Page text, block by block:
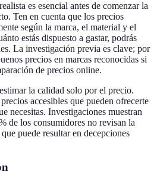
realista es esencial antes de comenzar la
Ten en cuenta que los precios
según la marca, el material y el
estás dispuesto a gastar, podrás
La investigación previa es clave; por
precios en marcas reconocidas si
de precios online.
la calidad solo por el precio.
accesibles que pueden ofrecerte
necesitas. Investigaciones muestran
de los consumidores no revisan la
puede resultar en decepciones